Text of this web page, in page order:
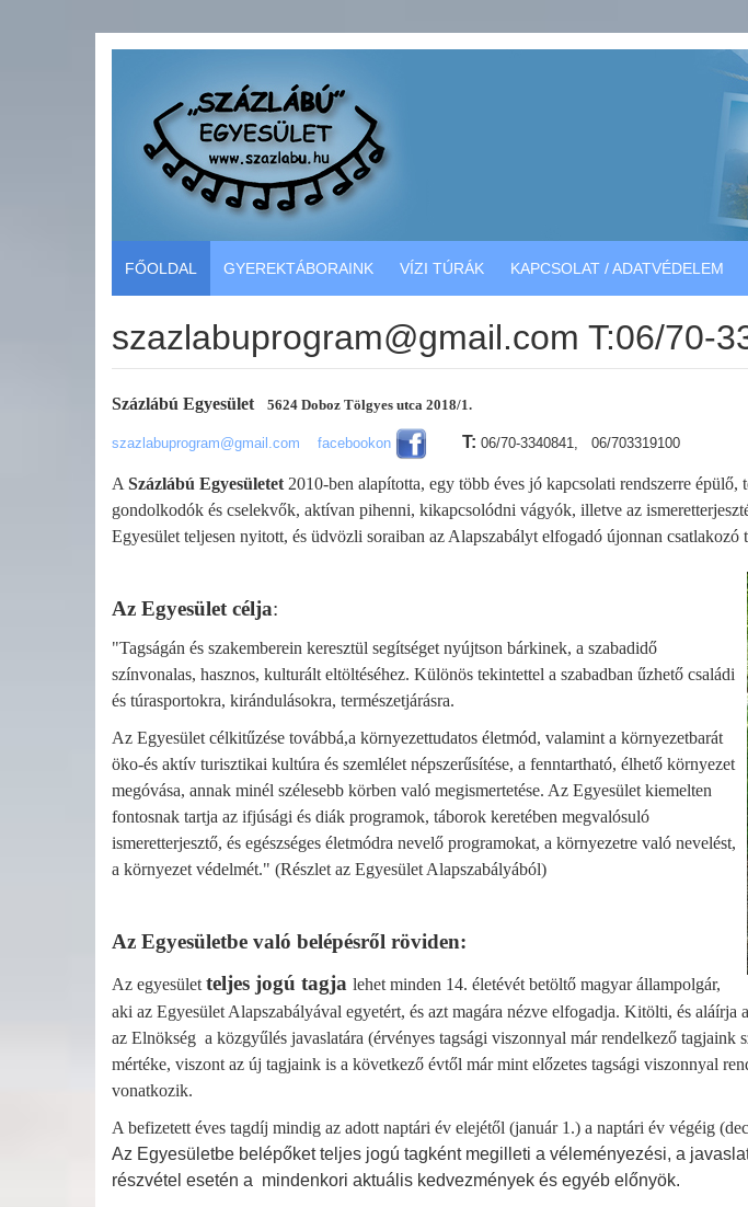
FŐOLDAL GYEREKTÁBORAINK VÍZI TÚRÁK KAPCSOLAT / ADATVÉDELEM
szazlabuprogram@gmail.com T:06/70-
Százlábú Egyesület5624 Doboz Tölgyes utca 2018/1.
szazlabuprogram@gmail.com facebookon T: 06/70-3340841, 06/703319100
A Százlábú Egyesületet 2010-ben alapította, egy több éves jó kapcsolati rendszerre
gondolkodók és cselekvők, aktívan pihenni, kikapcsolódni vágyók, illetve az
Egyesület teljesen nyitott, és üdvözli soraiban az Alapszabályt elfogadó újonnan csatlakozó
Az Egyesület célja:
"Tagságán és szakemberein keresztül segítséget nyújtson bárkinek, a szabadidő
színvonalas, hasznos, kulturált eltöltéséhez. Különös tekintettel a szabadban űzhető családi
és túrasportokra, kirándulásokra, természetjárásra.
Az Egyesület célkitűzése továbbá,a környezettudatos életmód, valamint a környezetbarát
öko-és aktív turisztikai kultúra és szemlélet népszerűsítése, a fenntartható, élhető környezet
megóvása, annak minél szélesebb körben való megismertetése. Az Egyesület kiemelten
fontosnak tartja az ifjúsági és diák programok, táborok keretében megvalósuló
ismeretterjesztő, és egészséges életmódra nevelő programokat, a környezetre való nevelést,
a környezet védelmét." (Részlet az Egyesület Alapszabályából)
Az Egyesületbe való belépésről röviden:
Az egyesület teljes jogú tagja lehet minden 14. életévét betöltő magyar állampolgár,
aki az Egyesület Alapszabályával egyetért, és azt magára nézve elfogadja. Kitölti, és
az Elnökség a közgyűlés javaslatára (érvényes tagsági viszonnyal már rendelkező tagjaink
mértéke, viszont az új tagjaink is a következő évtől már mint előzetes tagsági viszonnyal
vonatkozik.
A befizetett éves tagdíj mindig az adott naptári év elejétől (január 1.) a naptári év végéig
Az Egyesületbe belépőket teljes jogú tagként megilleti a véleményezési, a
részvétel esetén a mindenkori aktuális kedvezmények és egyéb előnyök.